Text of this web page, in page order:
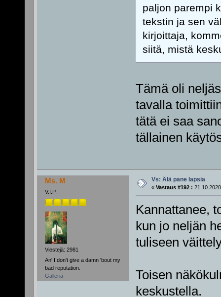
paljon parempi
tekstin ja sen
kirjoittaja,
siitä, mistä
Tämä oli
tavalla
tätä ei saa
tällainen
Ms. M
V.I.P.
Viestejä: 2981
An' I don't give a damn 'bout my
bad reputation.
Galleria
Vs: Älä pane lapsia
« Vastaus #192 :
Kannattanee,
kun jo neljän
tuliseen
Toisen
keskustella.